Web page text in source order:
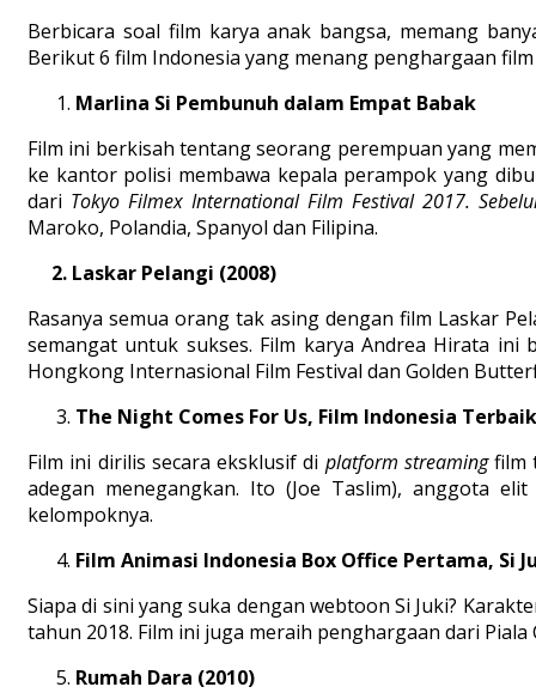
Berbicara soal film karya anak bangsa, memang
Berikut 6 film Indonesia yang menang penghargaan
Marlina Si Pembunuh dalam Empat Babak
Film ini berkisah tentang seorang perempuan yang
ke kantor polisi membawa kepala perampok yang
dari Tokyo Filmex International Film Festival 2017.
Maroko, Polandia, Spanyol dan Filipina.
2. Laskar Pelangi (2008)
Rasanya semua orang tak asing dengan film Laskar
semangat untuk sukses. Film karya Andrea Hirata ini
Hongkong Internasional Film Festival dan Golden
The Night Comes For Us, Film Indonesia
Film ini dirilis secara eksklusif di platform streamingfilm
adegan menegangkan. Ito (Joe Taslim), anggota
kelompoknya.
Film Animasi Indonesia Box Office Pertama, Si
Siapa di sini yang suka dengan webtoon Si Juki?
tahun 2018. Film ini juga meraih penghargaan dari
Rumah Dara (2010)